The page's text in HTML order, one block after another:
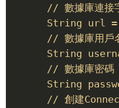
// 數據庫連接
String url
// 數據庫用戶
String
      // 數據庫密碼
String
// 創建